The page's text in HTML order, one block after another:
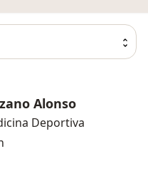
Alonso
Deportiva